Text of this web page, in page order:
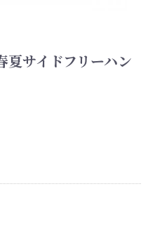
夏サイドフリーハン